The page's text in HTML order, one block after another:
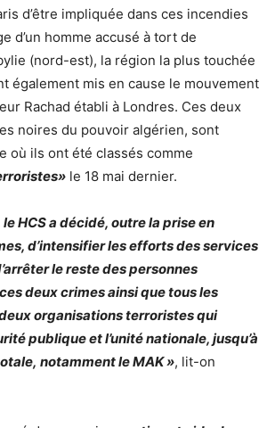
d’être impliquée dans ces incendies
d’un homme accusé à tort de
(nord-est), la région la plus touchée
également mis en cause le mouvement
Rachad établi à Londres. Ces deux
noires du pouvoir algérien, sont
où ils ont été classés comme
le 18 mai dernier.
HCS a décidé, outre la prise en
d’intensifier les efforts des services
le reste des personnes
deux crimes ainsi que tous les
organisations terroristes qui
publique et l’unité nationale, jusqu’à
notamment le MAK », lit-on